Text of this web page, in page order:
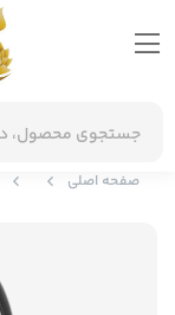
صفحه اصلی